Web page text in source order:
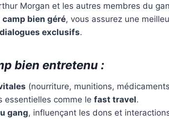
Morgan et les autres membres du
camp bien géré, vous assurez une
exclusifs.
bien entretenu :
(nourriture, munitions,
essentielles comme le fast travel.
gang, influençant les dons et